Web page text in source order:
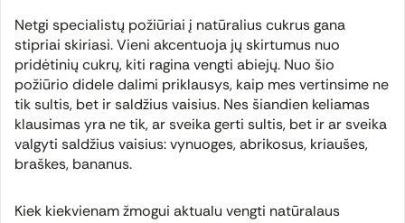
Netgi specialistų požiūriai į natūralius cukrus gana
stipriai skiriasi. Vieni akcentuoja jų skirtumus nuo
pridėtinių cukrų, kiti ragina vengti abiejų. Nuo šio
požiūrio didele dalimi priklausys, kaip mes vertinsime ne
tik sultis, bet ir saldžius vaisius. Nes šiandien keliamas
klausimas yra ne tik, ar sveika gerti sultis, bet ir ar sveika
valgyti saldžius vaisius: vynuoges, abrikosus, kriaušes,
braškes, bananus.
Kiek kiekvienam žmogui aktualu vengti natūralaus